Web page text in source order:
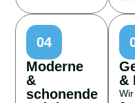
04
Moderne
&
schonende
&